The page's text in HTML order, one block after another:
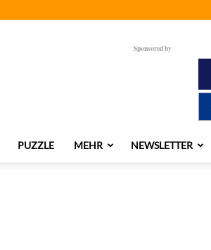
Sponsored by
PUZZLE MEHR NEWSLETTER